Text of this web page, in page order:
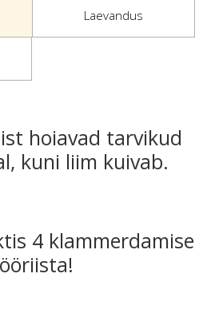
Laevandus
hoiavad tarvikud
kuni liim kuivab.
4 klammerdamise